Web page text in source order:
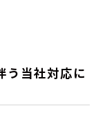
う当社対応に